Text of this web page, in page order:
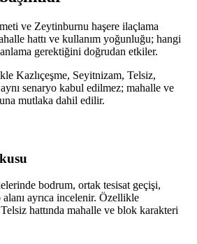
ve Zeytinburnu haşere ilaçlama
hattı ve kullanım yoğunluğu; hangi
gerektiğini doğrudan etkiler.
Kazlıçeşme, Seyitnizam, Telsiz,
senaryo kabul edilmez; mahalle ve
mutlaka dahil edilir.
bodrum, ortak tesisat geçişi,
ayrıca incelenir. Özellikle
hattında mahalle ve blok karakteri